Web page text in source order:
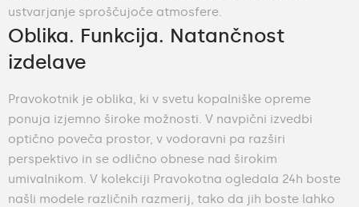
ustvarjanje sproščujoče atmosfere.
Oblika. Funkcija. Natančnost
izdelave
Pravokotnik je oblika, ki v svetu kopalniške opreme
ponuja izjemno široke možnosti. V navpični izvedbi
optično poveča prostor, v vodoravni pa razširi
perspektivo in se odlično obnese nad širokim
umivalnikom. V kolekciji Pravokotna ogledala 24h boste
našli modele različnih razmerij, tako da jih boste lahko